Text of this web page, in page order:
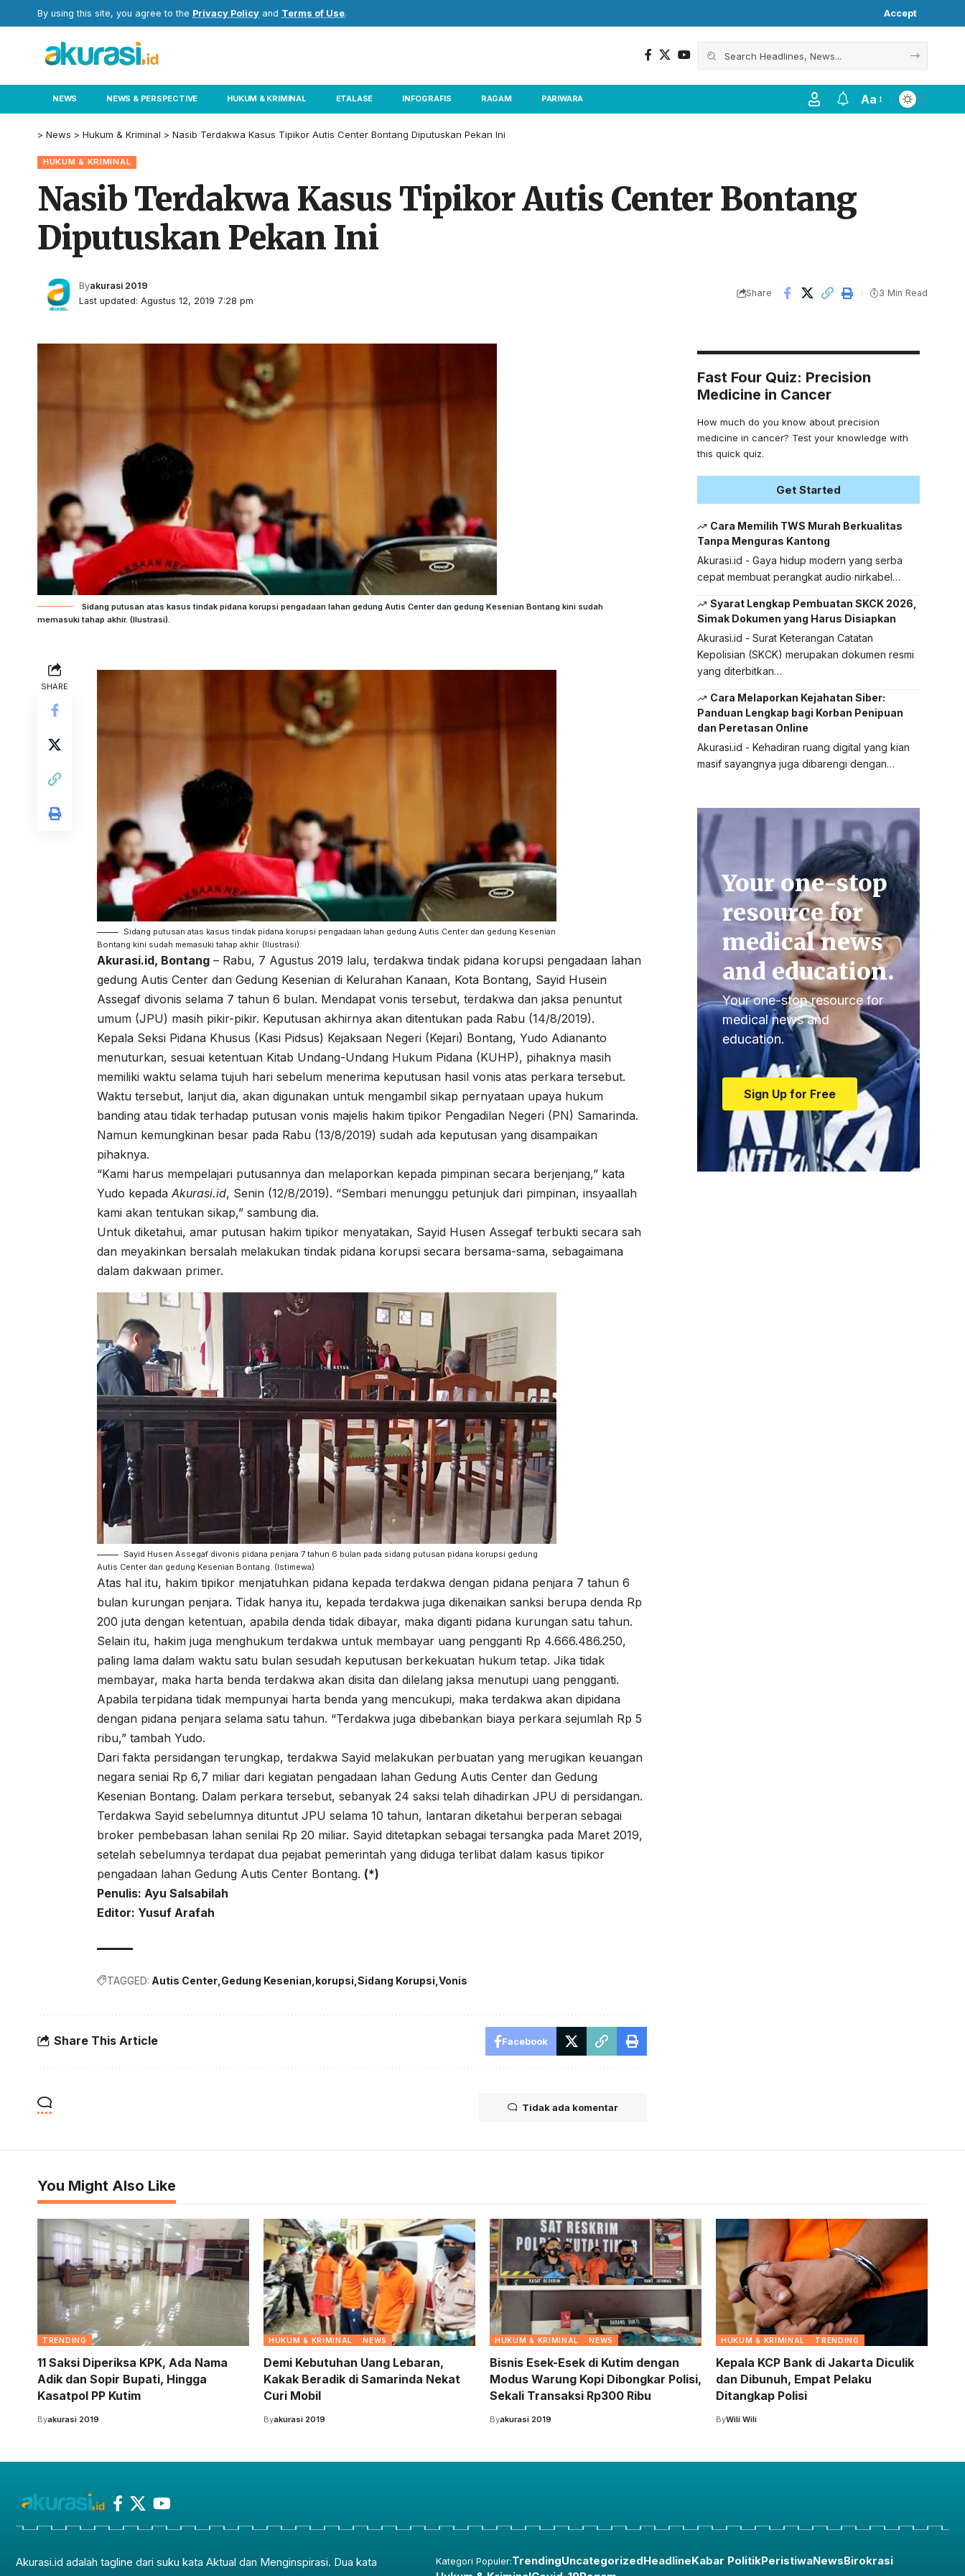
By using this site, you agree to the Privacy Policy and Terms of Use. Accept
NEWS NEWS & PERSPECTIVE HUKUM & KRIMINAL ETALASE INFOGRAFIS RAGAM PARIWARA Aa
> News > Hukum & Kriminal > Nasib Terdakwa Kasus Tipikor Autis Center Bontang Diputuskan Pekan Ini
HUKUM & KRIMINAL
Nasib Terdakwa Kasus Tipikor Autis Center Bontang
Diputuskan Pekan Ini
Last updated: Agustus 12, 2019 7:28 pm
Byakurasi 2019
Share 3 Min Read
Sidang putusan atas kasus tindak pidana korupsi pengadaan lahan gedung Autis Center dan gedung Kesenian Bontang kini sudah
memasuki tahap akhir. (Ilustrasi).
SHARE
Sidang putusan atas kasus tindak pidana korupsi pengadaan lahan gedung Autis Center dan gedung Kesenian
Bontang kini sudah memasuki tahap akhir. (Ilustrasi).
Akurasi.id, Bontang – Rabu, 7 Agustus 2019 lalu, terdakwa tindak pidana korupsi pengadaan lahan
gedung Autis Center dan Gedung Kesenian di Kelurahan Kanaan, Kota Bontang, Sayid Husein
Assegaf divonis selama 7 tahun 6 bulan. Mendapat vonis tersebut, terdakwa dan jaksa penuntut
umum (JPU) masih pikir-pikir. Keputusan akhirnya akan ditentukan pada Rabu (14/8/2019).
Kepala Seksi Pidana Khusus (Kasi Pidsus) Kejaksaan Negeri (Kejari) Bontang, Yudo Adiananto
menuturkan, sesuai ketentuan Kitab Undang-Undang Hukum Pidana (KUHP), pihaknya masih
memiliki waktu selama tujuh hari sebelum menerima keputusan hasil vonis atas perkara tersebut.
Waktu tersebut, lanjut dia, akan digunakan untuk mengambil sikap pernyataan upaya hukum
banding atau tidak terhadap putusan vonis majelis hakim tipikor Pengadilan Negeri (PN) Samarinda.
Namun kemungkinan besar pada Rabu (13/8/2019) sudah ada keputusan yang disampaikan
pihaknya.
“Kami harus mempelajari putusannya dan melaporkan kepada pimpinan secara berjenjang,” kata
Yudo kepadaAkurasi.id, Senin (12/8/2019). “Sembari menunggu petunjuk dari pimpinan, insyaallah
kami akan tentukan sikap,” sambung dia.
Untuk diketahui, amar putusan hakim tipikor menyatakan, Sayid Husen Assegaf terbukti secara sah
dan meyakinkan bersalah melakukan tindak pidana korupsi secara bersama-sama, sebagaimana
dalam dakwaan primer.
Sayid Husen Assegaf divonis pidana penjara 7 tahun 6 bulan pada sidang putusan pidana korupsi gedung
Autis Center dan gedung Kesenian Bontang. (Istimewa)
Atas hal itu, hakim tipikor menjatuhkan pidana kepada terdakwa dengan pidana penjara 7 tahun 6
bulan kurungan penjara. Tidak hanya itu, kepada terdakwa juga dikenaikan sanksi berupa denda Rp
200 juta dengan ketentuan, apabila denda tidak dibayar, maka diganti pidana kurungan satu tahun.
Selain itu, hakim juga menghukum terdakwa untuk membayar uang pengganti Rp 4.666.486.250,
paling lama dalam waktu satu bulan sesudah keputusan berkekuatan hukum tetap. Jika tidak
membayar, maka harta benda terdakwa akan disita dan dilelang jaksa menutupi uang pengganti.
Apabila terpidana tidak mempunyai harta benda yang mencukupi, maka terdakwa akan dipidana
dengan pidana penjara selama satu tahun. “Terdakwa juga dibebankan biaya perkara sejumlah Rp 5
ribu,” tambah Yudo.
Dari fakta persidangan terungkap, terdakwa Sayid melakukan perbuatan yang merugikan keuangan
negara seniai Rp 6,7 miliar dari kegiatan pengadaan lahan Gedung Autis Center dan Gedung
Kesenian Bontang. Dalam perkara tersebut, sebanyak 24 saksi telah dihadirkan JPU di persidangan.
Terdakwa Sayid sebelumnya dituntut JPU selama 10 tahun, lantaran diketahui berperan sebagai
broker pembebasan lahan senilai Rp 20 miliar. Sayid ditetapkan sebagai tersangka pada Maret 2019,
setelah sebelumnya terdapat dua pejabat pemerintah yang diduga terlibat dalam kasus tipikor
pengadaan lahan Gedung Autis Center Bontang. (*)
Penulis: Ayu Salsabilah
Editor: Yusuf Arafah
TAGGED: Autis Center Gedung Kesenian korupsi Sidang Korupsi Vonis
Share This Article Facebook
Tidak ada komentar
Fast Four Quiz: Precision
Medicine in Cancer
How much do you know about precision
medicine in cancer? Test your knowledge with
this quick quiz.
Get Started
Cara Memilih TWS Murah Berkualitas
Tanpa Menguras Kantong
Akurasi.id - Gaya hidup modern yang serba
cepat membuat perangkat audio nirkabel…
Syarat Lengkap Pembuatan SKCK 2026,
Simak Dokumen yang Harus Disiapkan
Akurasi.id - Surat Keterangan Catatan
Kepolisian (SKCK) merupakan dokumen resmi
yang diterbitkan…
Cara Melaporkan Kejahatan Siber:
Panduan Lengkap bagi Korban Penipuan
dan Peretasan Online
Akurasi.id - Kehadiran ruang digital yang kian
masif sayangnya juga dibarengi dengan…
Your one-stop
resource for
medical news
and education.
Your one-stop resource for
medical news and
education.
Sign Up for Free
You Might Also Like
TRENDING
11 Saksi Diperiksa KPK, Ada Nama
Adik dan Sopir Bupati, Hingga
Kasatpol PP Kutim
Byakurasi 2019
HUKUM & KRIMINAL NEWS
Demi Kebutuhan Uang Lebaran,
Kakak Beradik di Samarinda Nekat
Curi Mobil
Byakurasi 2019
HUKUM & KRIMINAL NEWS
Bisnis Esek-Esek di Kutim dengan
Modus Warung Kopi Dibongkar Polisi,
Sekali Transaksi Rp300 Ribu
Byakurasi 2019
HUKUM & KRIMINAL TRENDING
Kepala KCP Bank di Jakarta Diculik
dan Dibunuh, Empat Pelaku
Ditangkap Polisi
ByWili Wili
Akurasi.id adalah tagline dari suku kata Aktual dan Menginspirasi. Dua kata
Kategori Populer:TrendingUncategorizedHeadlineKabar PolitikPeristiwaNewsBirokrasi